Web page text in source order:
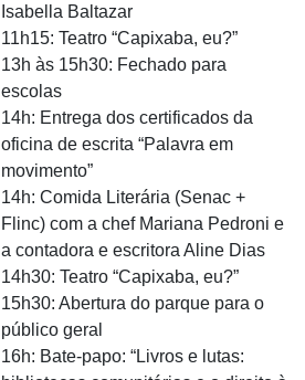
Isabella Baltazar
11h15: Teatro “Capixaba, eu?”
13h às 15h30: Fechado para
escolas
14h: Entrega dos certificados da
oficina de escrita “Palavra em
movimento”
14h: Comida Literária (Senac +
Flinc) com a chef Mariana Pedroni e
a contadora e escritora Aline Dias
14h30: Teatro “Capixaba, eu?”
15h30: Abertura do parque para o
público geral
16h: Bate-papo: “Livros e lutas: